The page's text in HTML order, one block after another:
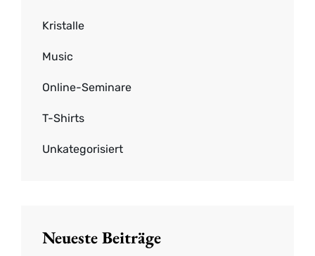
Kristalle
Music
Online-Seminare
T-Shirts
Unkategorisiert
Neueste Beiträge